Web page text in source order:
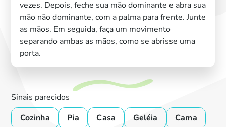
vezes. Depois, feche sua mão dominante e abra sua
mão não dominante, com a palma para frente. Junte
as mãos. Em seguida, faça um movimento
separando ambas as mãos, como se abrisse uma
porta.
Sinais parecidos
Cozinha
Pia Casa Geléia
Cama